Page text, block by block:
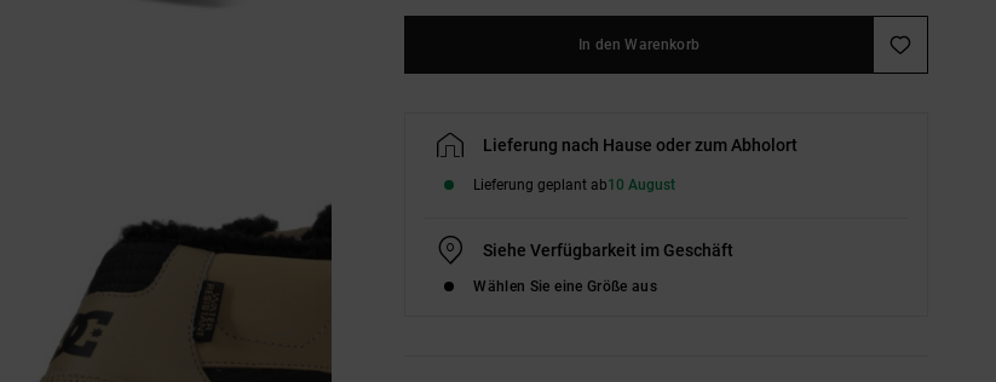
In den Warenkorb
Lieferung nach Hause oder zum Abholort
Lieferung geplant ab10 August
Siehe Verfügbarkeit im Geschäft
Wählen Sie eine Größe aus